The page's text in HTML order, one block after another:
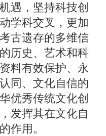
遇，坚持科技创
学科交叉，更加
古遗存的多维信
历史、艺术和科
料有效保护、永
同、文化自信的
优秀传统文化创
发挥其在文化自
作用。